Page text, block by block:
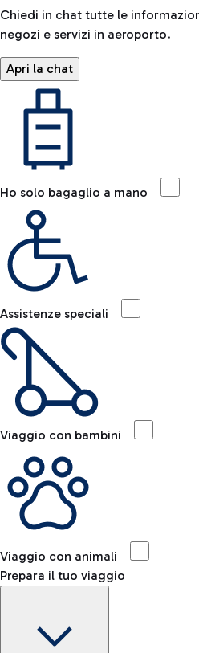
Chiedi in chat tutte le
negozi e servizi in aeroporto.
Apri la chat
Ho solo bagaglio a mano
Assistenze speciali
Viaggio con bambini
Viaggio con animali
Prepara il tuo viaggio